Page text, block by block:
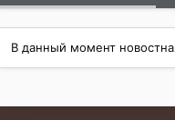
В данный момент